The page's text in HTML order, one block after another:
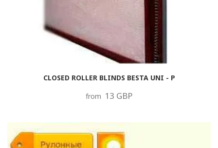
CLOSED ROLLER BLINDS BESTA UNI - P
from 13 GBP